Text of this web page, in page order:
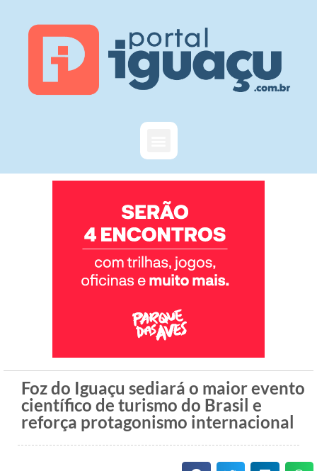
Foz do Iguaçu sediará o maior evento
científico de turismo do Brasil e
reforça protagonismo internacional